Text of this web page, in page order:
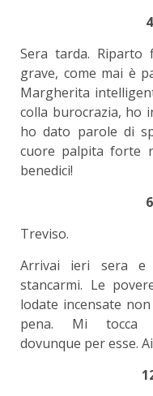
Sera tarda. Riparto
grave, come mai è
Margherita
colla burocrazia, ho
ho dato parole di
cuore palpita forte
benedici!
Treviso.
Arrivai ieri sera e
stancarmi. Le
lodate incensate
pena. Mi tocca
dovunque per esse.